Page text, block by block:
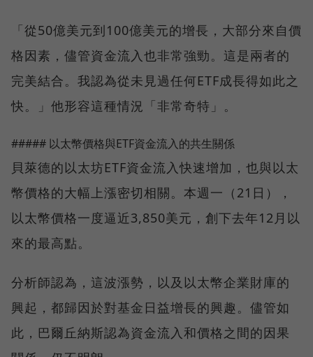
「從50億美元到100億美元的增長，大部分來自價
格因素，儘管資金流入也非常強勁。這是兩者的
完美結合。我認為從未見過任何ETF成長得如此之
快。」他形容這種情況「非常奇特」。
##### 以太幣價格與ETF資金流入的共生關係
貝萊德的以太坊ETF資金流入快速增加，也與以太
幣價格的大幅上漲密切相關。本週一（21日），
以太幣價格一度逼近3,850美元，創下去年12月以
來的最高點。
分析師認為，這波漲勢，以及以太幣企業財庫的
興起，都歸因於對基金日益增長的興趣。儘管如
此，巴爾丘納斯認為資金流入和價格之間的因果